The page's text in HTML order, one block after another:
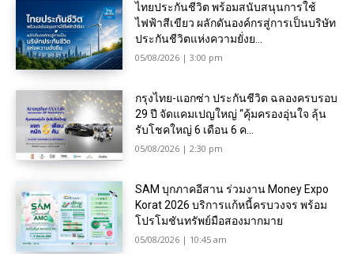
ไทยประกันชีวิต พร้อมสนับสนุนการใช้
ไฟฟ้าสีเขียว ผลักดันองค์กรสู่การเป็นบริษัท
ประกันชีวิตแห่งความยั่งย...
05/08/2026 | 3:00 pm
กรุงไทย-แอกซ่า ประกันชีวิต ฉลองครบรอบ
29 ปี จัดแคมเปญใหญ่ “คุ้มครองอุ่นใจ ลุ้น
รับโชคใหญ่ 6 เดือน 6 ค...
05/08/2026 | 2:30 pm
SAM บุกภาคอีสาน ร่วมงาน Money Expo
Korat 2026 บริการแก้หนี้ครบวงจร พร้อม
โปรโมชันทรัพย์มือสองมากมาย
05/08/2026 | 10:45 am